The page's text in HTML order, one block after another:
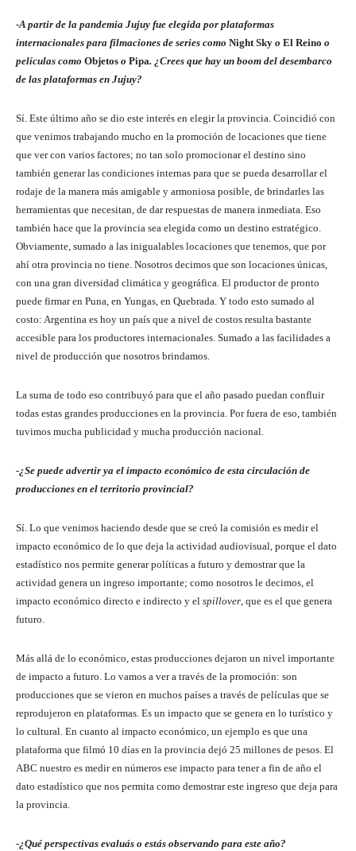
-A partir de la pandemia Jujuy fue elegida por plataformas
internacionales para filmaciones de series como Night Sky o El Reino o
películas como Objetos o Pipa. ¿Crees que hay un boom del desembarco
de las plataformas en Jujuy?
Sí. Este último año se dio este interés en elegir la provincia. Coincidió con
que venimos trabajando mucho en la promoción de locaciones que tiene
que ver con varios factores; no tan solo promocionar el destino sino
también generar las condiciones internas para que se pueda desarrollar el
rodaje de la manera más amigable y armoniosa posible, de brindarles las
herramientas que necesitan, de dar respuestas de manera inmediata. Eso
también hace que la provincia sea elegida como un destino estratégico.
Obviamente, sumado a las inigualables locaciones que tenemos, que por
ahí otra provincia no tiene. Nosotros decimos que son locaciones únicas,
con una gran diversidad climática y geográfica. El productor de pronto
puede firmar en Puna, en Yungas, en Quebrada. Y todo esto sumado al
costo: Argentina es hoy un país que a nivel de costos resulta bastante
accesible para los productores internacionales. Sumado a las facilidades a
nivel de producción que nosotros brindamos.
La suma de todo eso contribuyó para que el año pasado puedan confluir
todas estas grandes producciones en la provincia. Por fuera de eso, también
tuvimos mucha publicidad y mucha producción nacional.
-¿Se puede advertir ya el impacto económico de esta circulación de
producciones en el territorio provincial?
Sí. Lo que venimos haciendo desde que se creó la comisión es medir el
impacto económico de lo que deja la actividad audiovisual, porque el dato
estadístico nos permite generar políticas a futuro y demostrar que la
actividad genera un ingreso importante; como nosotros le decimos, el
impacto económico directo e indirecto y el spillover, que es el que genera
futuro.
Más allá de lo económico, estas producciones dejaron un nivel importante
de impacto a futuro. Lo vamos a ver a través de la promoción: son
producciones que se vieron en muchos países a través de películas que se
reprodujeron en plataformas. Es un impacto que se genera en lo turístico y
lo cultural. En cuanto al impacto económico, un ejemplo es que una
plataforma que filmó 10 días en la provincia dejó 25 millones de pesos. El
ABC nuestro es medir en números ese impacto para tener a fin de año el
dato estadístico que nos permita como demostrar este ingreso que deja para
la provincia.
-¿Qué perspectivas evaluás o estás observando para este año?